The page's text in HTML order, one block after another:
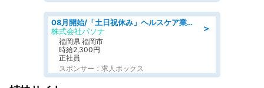
＞
08月開始/「土日祝休み」ヘルスケア業界の産業保健師/高時給/未経験OK/要資格:保健師、正看護師
株式会社パソナ
福岡県 福岡市
時給2,300円
正社員
スポンサー：求人ボックス